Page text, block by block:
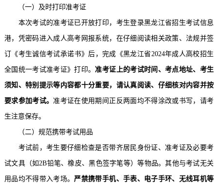
（一）及时打印准考证
本次考试的准考证已开放打印，考生登录黑龙江省招生考试信息
港，凭密码进入成人高考网报系统，在仔细阅读相关政策、法规并签
订《考生诚信考试承诺书》后，完成《黑龙江省 2024年成人高校招生
全国统一考试准考证》打印。 准考证上的考试时间、考点地址、考生
须知、特别提示等内容都十分重要，请认真阅读、仔细核对内容并按
要求参加考试。 准考证在使用期间正反两面均不得涂改或书写，请考
生注意保存。
（二）规范携带考试用品
考试前，考生要仔细检查是否带齐居民身份证、准考证及必要考
试文具（如 2B铅笔、橡皮、黑色签字笔等）等物品。其他与考试无关
用品均不得带入考场。 严禁携带手机、手表、电子手环、无线耳机等